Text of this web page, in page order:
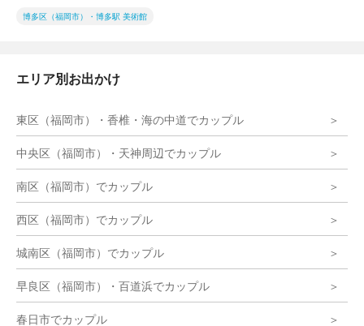
博多区（福岡市）・博多駅 美術館
エリア別お出かけ
東区（福岡市）・香椎・海の中道でカップル
中央区（福岡市）・天神周辺でカップル
南区（福岡市）でカップル
西区（福岡市）でカップル
城南区（福岡市）でカップル
早良区（福岡市）・百道浜でカップル
春日市でカップル